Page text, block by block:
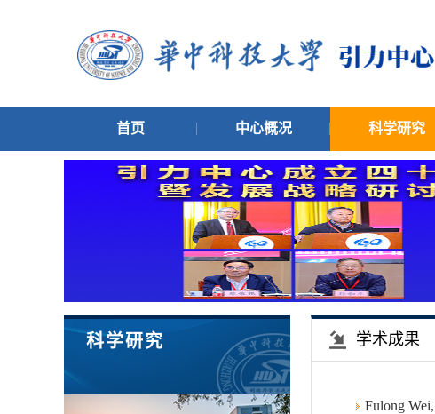
首页 中心概况 科学研究
科学研究 学术成果
Fulong